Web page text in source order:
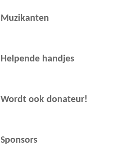
Muzikanten
Helpende handjes
Wordt ook donateur!
Sponsors